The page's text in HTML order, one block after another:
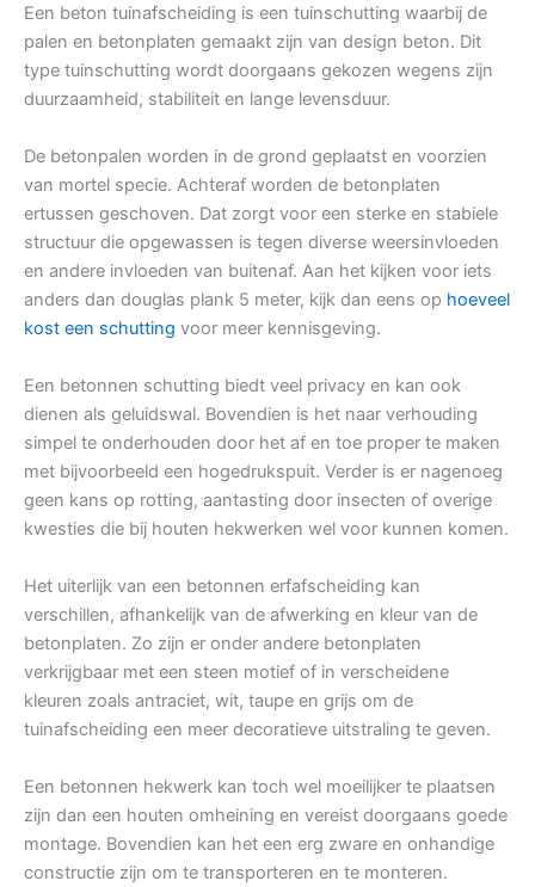
Een beton tuinafscheiding is een tuinschutting waarbij de
palen en betonplaten gemaakt zijn van design beton. Dit
type tuinschutting wordt doorgaans gekozen wegens zijn
duurzaamheid, stabiliteit en lange levensduur.
De betonpalen worden in de grond geplaatst en voorzien
van mortel specie. Achteraf worden de betonplaten
ertussen geschoven. Dat zorgt voor een sterke en stabiele
structuur die opgewassen is tegen diverse weersinvloeden
en andere invloeden van buitenaf. Aan het kijken voor iets
anders dan douglas plank 5 meter, kijk dan eens op hoeveel
kost een schutting voor meer kennisgeving.
Een betonnen schutting biedt veel privacy en kan ook
dienen als geluidswal. Bovendien is het naar verhouding
simpel te onderhouden door het af en toe proper te maken
met bijvoorbeeld een hogedrukspuit. Verder is er nagenoeg
geen kans op rotting, aantasting door insecten of overige
kwesties die bij houten hekwerken wel voor kunnen komen.
Het uiterlijk van een betonnen erfafscheiding kan
verschillen, afhankelijk van de afwerking en kleur van de
betonplaten. Zo zijn er onder andere betonplaten
verkrijgbaar met een steen motief of in verscheidene
kleuren zoals antraciet, wit, taupe en grijs om de
tuinafscheiding een meer decoratieve uitstraling te geven.
Een betonnen hekwerk kan toch wel moeilijker te plaatsen
zijn dan een houten omheining en vereist doorgaans goede
montage. Bovendien kan het een erg zware en onhandige
constructie zijn om te transporteren en te monteren.